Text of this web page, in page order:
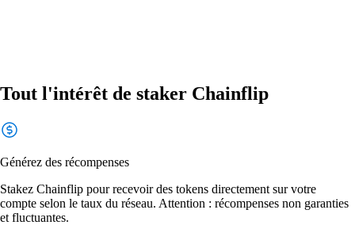
Tout l'intérêt de staker Chainflip
Générez des récompenses
Stakez Chainflip pour recevoir des tokens directement sur votre
compte selon le taux du réseau. Attention : récompenses non garanties
et fluctuantes.